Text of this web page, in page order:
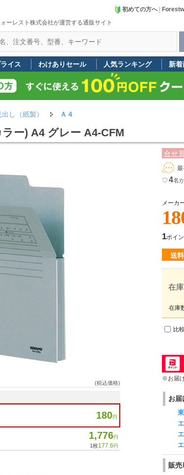
ーレスト株式会社が運営する通販サイト
初めての方へ|
イス わけありセール 人気ランキング 新
出し（紙製） Ａ４
ー) A4 グレー A4-CFM
合せ
最
♡ 4名
メーカ
1ポイン
送料
在庫
在庫
比
※お届
お届
販売
(税込価格)
180円
1,776円
1枚177.6円